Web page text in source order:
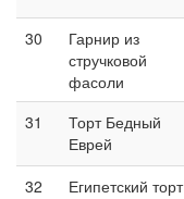
30
Гарнир из
стручковой
фасоли
31
Торт Бедный
Еврей
32 Египетский торт